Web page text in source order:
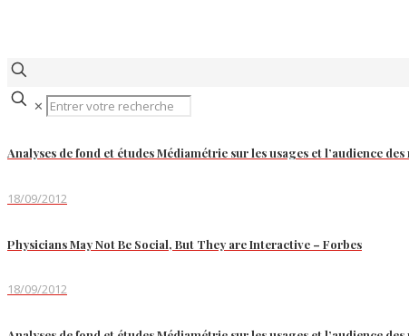
✕
Analyses de fond et études Médiamétrie sur les usages et l’audience
18/09/2012
Physicians May Not Be Social, But They are Interactive – Forbes
18/09/2012